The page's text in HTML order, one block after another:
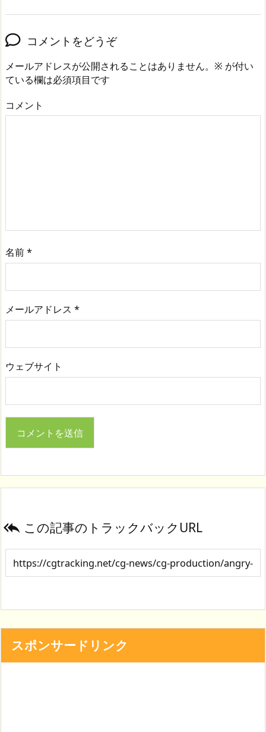
コメントをどうぞ
メールアドレスが公開されることはありません。 ※ が付い
ている欄は必須項目です
コメント
名前*
メールアドレス *
ウェブサイト
 この記事のトラックバックURL
スポンサードリンク